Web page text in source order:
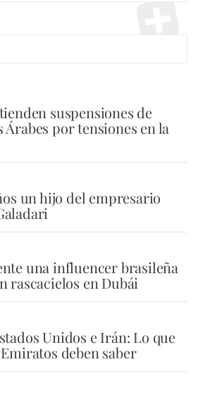
suspensiones de
por tensiones en la
un hijo del empresario
una influencer brasileña
rascacielos en Dubái
Unidos e Irán: Lo que
deben saber